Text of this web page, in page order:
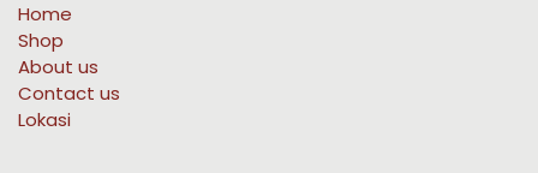
Home
Shop
About us
Contact us
Lokasi